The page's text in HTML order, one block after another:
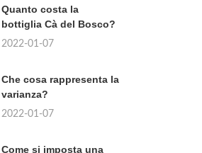
Quanto costa la
bottiglia Cà del Bosco?
2022-01-07
Che cosa rappresenta la
varianza?
2022-01-07
Come si imposta una